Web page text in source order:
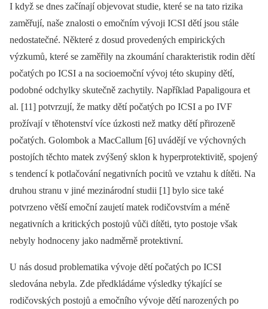
I když se dnes začínají objevovat studie, které se na tato rizika
zaměřují, naše znalosti o emočním vývoji ICSI dětí jsou stále
nedostatečné. Některé z dosud provedených empirických
výzkumů, které se zaměřily na zkoumání charakteristik rodin dětí
počatých po ICSI a na socioemoční vývoj této skupiny dětí,
podobné odchylky skutečně zachytily. Například Papaligoura et
al. [11] potvrzují, že matky dětí počatých po ICSI a po IVF
prožívají v těhotenství více úzkosti než matky dětí přirozeně
počatých. Golombok a MacCallum [6] uvádějí ve výchovných
postojích těchto matek zvýšený sklon k hyperprotektivitě, spojený
s tendencí k potlačování negativních pocitů ve vztahu k dítěti. Na
druhou stranu v jiné mezinárodní studii [1] bylo sice také
potvrzeno větší emoční zaujetí matek rodičovstvím a méně
negativních a kritických postojů vůči dítěti, tyto postoje však
nebyly hodnoceny jako nadměrně protektivní.
U nás dosud problematika vývoje dětí počatých po ICSI
sledována nebyla. Zde předkládáme výsledky týkající se
rodičovských postojů a emočního vývoje dětí narozených po